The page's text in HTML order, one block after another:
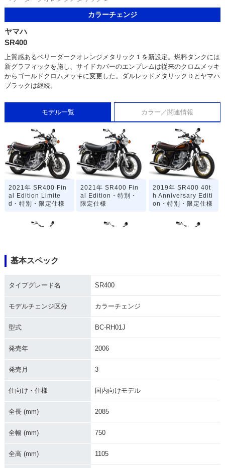
カラーチェンジ
ヤマハ
SR400
上質感あるベリーダークオレンジメタリック１を新設定。燃料タンクには
新グラフィックを施し、サイドカバーのエンブレムは従来のクロムメッキ
からゴールドクロムメッキに変更した。ダルレッドメタリックＤとヤマハ
ブラックは継続。
モデル一覧 カラー／関連情報
2021年 SR400 Fin
al Edition Limite
d・特別・限定仕様
2021年 SR400 Fin
al Edition・特別・
限定仕様
2019年 SR400 40t
h Anniversary Editi
on・特別・限定仕様
イナーチェンジ
ラーチェンジ
h Anniversary・特
ラーチェンジ
2012年 SR400・カ
2010年 SR400・マ
基本スペック
タイプグレード名 SR400
モデルチェンジ区分 カラーチェンジ
型式 BC-RH01J
発売年 2006
発売月 3
仕向け・仕様 国内向けモデル
全長 (mm) 2085
全幅 (mm) 750
全高 (mm) 1105